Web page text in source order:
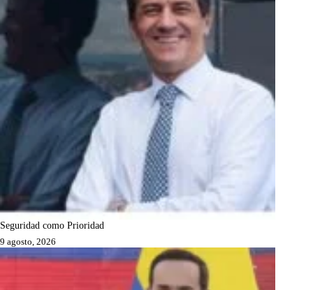
Seguridad como Prioridad
9 agosto, 2026